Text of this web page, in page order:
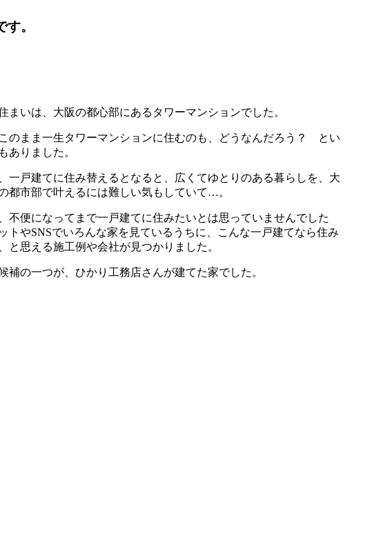
。
まいは、大阪の都心部にあるタワーマンションでした。
のまま一生タワーマンションに住むのも、どうなんだろう？ とい
ありました。
一戸建てに住み替えるとなると、広くてゆとりのある暮らしを、大
都市部で叶えるには難しい気もしていて…。
不便になってまで一戸建てに住みたいとは思っていませんでした
トやSNSでいろんな家を見ているうちに、こんな一戸建てなら住み
と思える施工例や会社が見つかりました。
補の一つが、ひかり工務店さんが建てた家でした。